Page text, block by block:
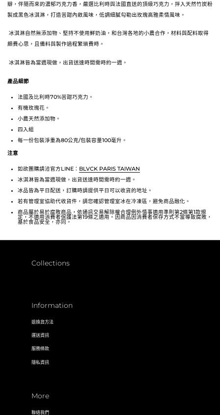
瓣，伴隨而來的濃郁巧克力香，嚴選比利時與法國直送的頂級巧克力，拌入天然竹炭粉
製成黑色冰淇淋，打造苦甜內斂風味，低調細膩勾勒出玫瑰高雅柔情風味。
冰淇淋自然無添加物、堅持不使用鮮奶油，和台灣各地的小農合作，材料與配料取得
頗費心思，且備料與製作過程繁瑣費時。
冰淇淋皆為當週現做，出貨送達時間需時約一週。
產品細節
法國及比利時70%苦甜巧克力。
有機玫瑰花。
小農天然添加物。
四入組
每一份包裝淨重為80公克/包裝容量100毫升。
注意
如欲團購請洽官方LINE： BLVCK PARIS TAIWAN
冰淇淋皆為當週現做，出貨送達時間需時約一週。
冰品皆為平日配送，訂購時請提供平日可以收貨的地址。
若有管理室協助代收貨件，請您確認管理室冰在冷凍區，避免商品融化。
商品屬於易於腐敗商品，依通訊交易解除權合理例外情事適用準則第2條第1款規
定，不適用消費者保護法第19條之適用。因商品因消費者保存方式不當導致腐敗，
基於食品安全，亦同。
Collections
Information
退換貨方法
運送資訊
服務條款
隱私資訊
More
聯絡我們